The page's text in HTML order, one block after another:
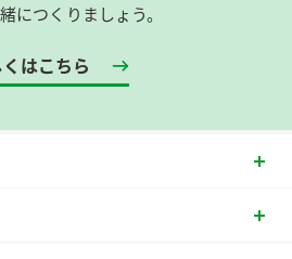
につくりましょう。
はこちら